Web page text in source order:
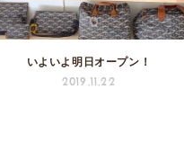
いよいよ明日オープン！
2019.11.22